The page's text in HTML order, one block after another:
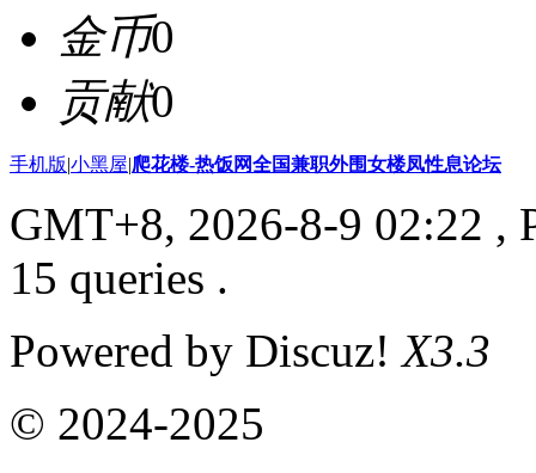
金币0
贡献0
手机版|小黑屋|爬花楼-热饭网全国兼职外围女楼凤性息论坛
GMT+8, 2026-8-9 02:22 ,
15 queries .
Powered by Discuz!X3.3
© 2024-2025